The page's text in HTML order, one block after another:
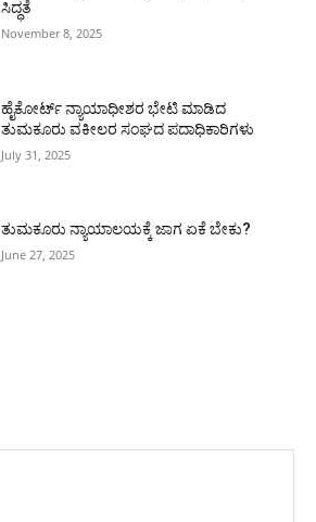
ಸಿದ್ಧತೆ
November 8, 2025
ಹೈಕೋರ್ಟ್ ನ್ಯಾಯಾಧೀಶರ ಭೇಟಿ ಮಾಡಿದ
ತುಮಕೂರು ವಕೀಲರ ಸಂಘದ ಪದಾಧಿಕಾರಿಗಳು
July 31, 2025
ತುಮಕೂರು ನ್ಯಾಯಾಲಯಕ್ಕೆ ಜಾಗ ಏಕೆ ಬೇಕು?
June 27, 2025